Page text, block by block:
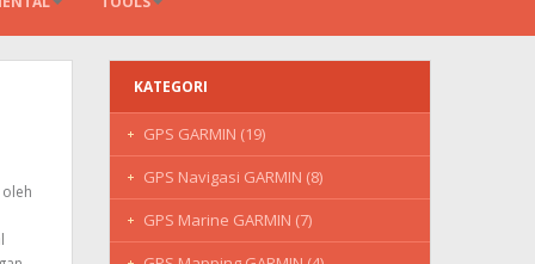
KATEGORI
GPS GARMIN (19)
GPS Navigasi GARMIN (8)
GPS Marine GARMIN (7)